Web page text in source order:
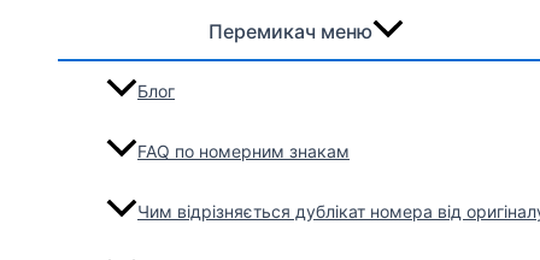
Перемикач меню
Блог
FAQ по номерним знакам
Чим відрізняється дублікат номера від